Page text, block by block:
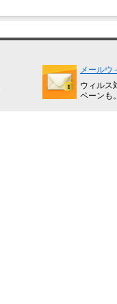
メールウ
ウィルス
ペーンも